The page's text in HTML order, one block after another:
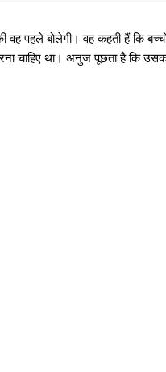
पहले बोलेगी। वह कहती हैं कि
था। अनुज पूछता है कि